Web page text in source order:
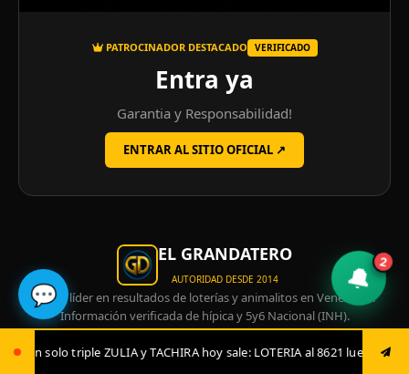
hoy sale: LOTERIA al 8621 luego envía ya: ANIMAL al 8621
PATROCINADOR DESTACADO VERIFICADO
Entra ya
Garantia y Responsabilidad!
ENTRAR AL SITIO OFICIAL ↗
EL GRANDATERO
AUTORIDAD DESDE 2014
Portal líder en resultados de loterías y animalitos en Venezuela.
Información verificada de hípica y 5y6 Nacional (INH).
real:
oficial.
🔔
2
💬